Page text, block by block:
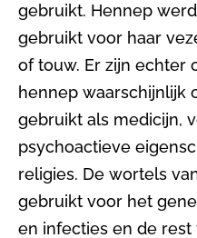
gebruikt. Hennep
gebruikt voor haar
of touw. Er zijn echter
hennep waarschijnlijk
gebruikt als medicijn,
psychoactieve
religies. De wortels
gebruikt voor het
en infecties en de